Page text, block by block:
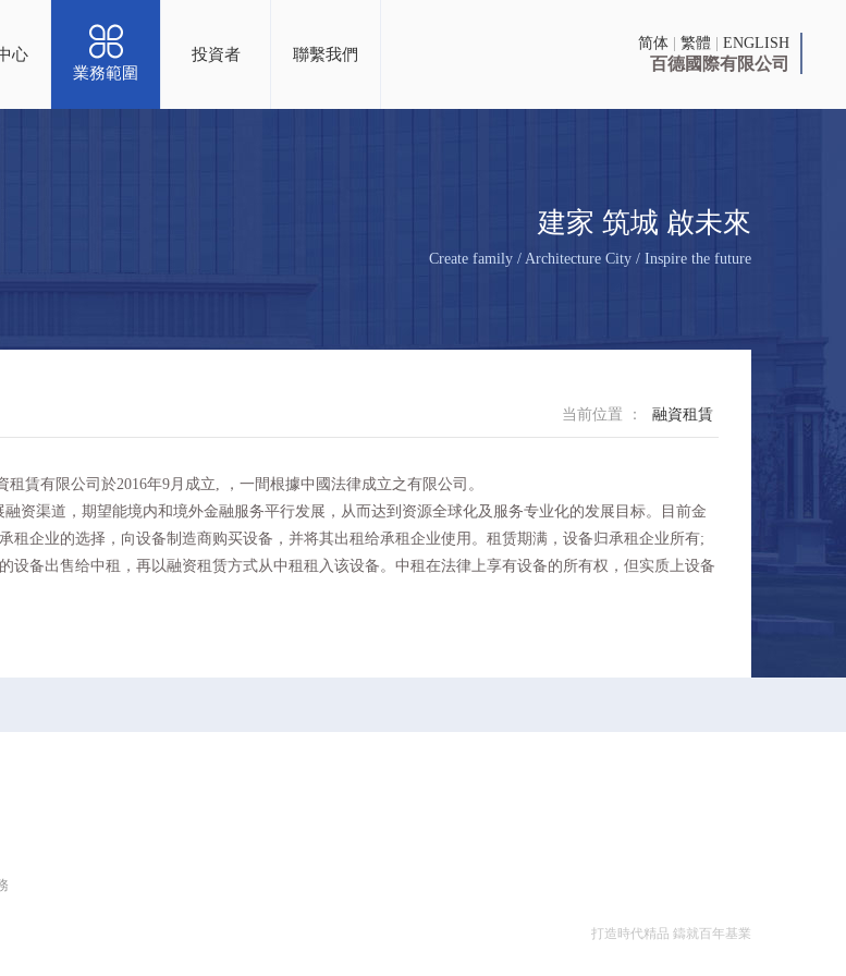
心
業務範圍
投資者 聯繫我們
简体 繁體 ENGLISH
百德國際有限公司
建家 筑城 啟未來
Create family / Architecture City / Inspire the future
当前位置 ： 融資租賃
有限公司於2016年9月成立, ，一間根據中國法律成立之有限公司。
资渠道，期望能境内和境外金融服务平行发展，从而达到资源全球化及服务专业化的发展目标。目前金
租企业的选择，向设备制造商购买设备，并将其出租给承租企业使用。租赁期满，设备归承租企业所有;
设备出售给中租，再以融资租赁方式从中租租入该设备。中租在法律上享有设备的所有权，但实质上设备
打造時代精品 鑄就百年基業